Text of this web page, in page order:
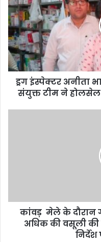
ड्रग इंस्पेक्टर अनीता
संयुक्त टीम ने होलसेल
कांवड़ मेले के दौरान
अधिक की वसूली
निर्देश